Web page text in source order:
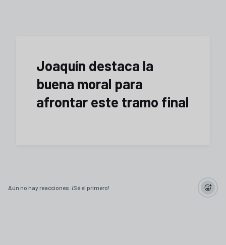
Joaquín destaca la
buena moral para
afrontar este tramo final
Aún no hay reacciones. ¡Sé el primero!